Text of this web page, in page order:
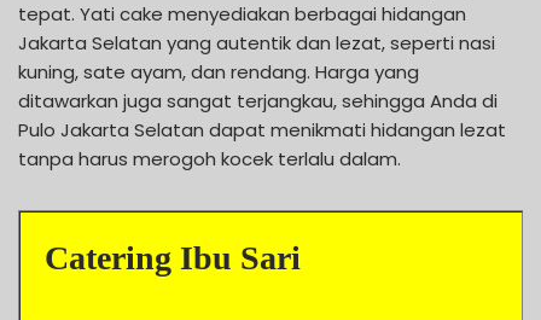
tepat. Yati cake menyediakan berbagai hidangan
Jakarta Selatan yang autentik dan lezat, seperti nasi
kuning, sate ayam, dan rendang. Harga yang
ditawarkan juga sangat terjangkau, sehingga Anda di
Pulo Jakarta Selatan dapat menikmati hidangan lezat
tanpa harus merogoh kocek terlalu dalam.
Catering Ibu Sari